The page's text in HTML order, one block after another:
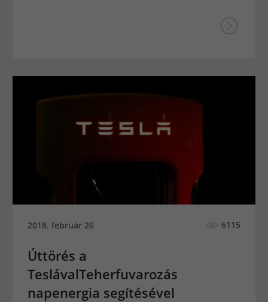
2018. február 26 6115
Úttörés a
TeslávalTeherfuvarozás
napenergia segítésével